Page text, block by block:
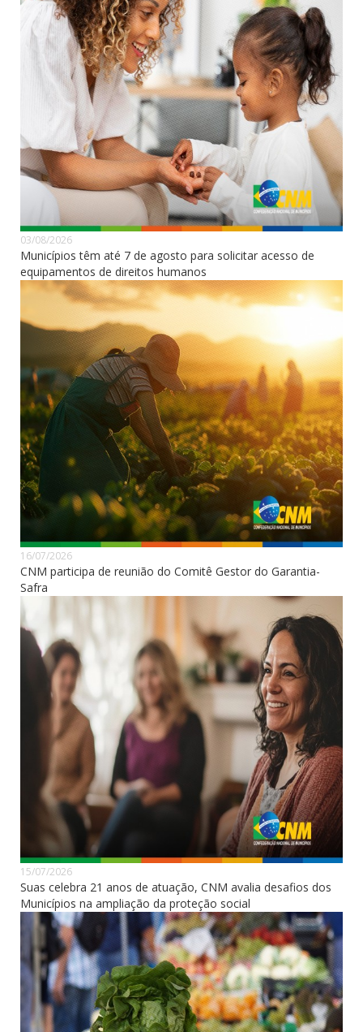
03/08/2026
Municípios têm até 7 de agosto para solicitar acesso de
equipamentos de direitos humanos
16/07/2026
CNM participa de reunião do Comitê Gestor do Garantia-
Safra
15/07/2026
Suas celebra 21 anos de atuação, CNM avalia desafios dos
Municípios na ampliação da proteção social